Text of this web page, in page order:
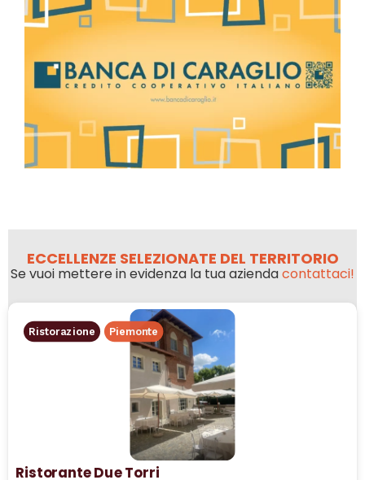
ECCELLENZE SELEZIONATE DEL TERRITORIO
Se vuoi mettere in evidenza la tua aziendacontattaci!
Ristorazione Piemonte
Ristorante Due Torri